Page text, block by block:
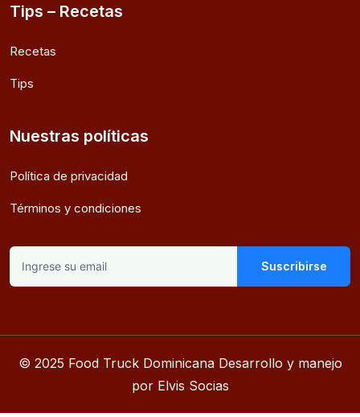
Tips – Recetas
Recetas
Tips
Nuestras políticas
Política de privacidad
Términos y condiciones
Suscribirse
© 2025 Food Truck Dominicana Desarrollo y manejo
por Elvis Socias